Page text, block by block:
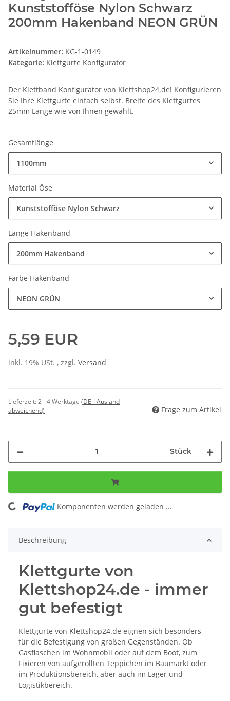
Kunststofföse Nylon Schwarz
200mm Hakenband NEON GRÜN
Artikelnummer: KG-1-0149
Kategorie: Klettgurte Konfigurator
Der Klettband Konfigurator von Klettshop24.de! Konfigurieren
Sie Ihre Klettgurte einfach selbst. Breite des Klettgurtes
25mm Länge wie von Ihnen gewählt.
Gesamtlänge
1100mm
Material Öse
Kunststofföse Nylon Schwarz
Länge Hakenband
200mm Hakenband
Farbe Hakenband
NEON GRÜN
5,59 EUR
inkl. 19% USt. , zzgl. Versand
Lieferzeit:2 - 4 Werktage (DE - Ausland
abweichend)
Frage zum Artikel
Stück
Loading... Komponenten werden geladen ...
Beschreibung
Klettgurte von
Klettshop24.de - immer
gut befestigt
Klettgurte von Klettshop24.de eignen sich besonders
für die Befestigung von großen Gegenständen. Ob
Gasflaschen im Wohnmobil oder auf dem Boot, zum
Fixieren von aufgerollten Teppichen im Baumarkt oder
im Produktionsbereich, aber auch im Lager und
Logistikbereich.